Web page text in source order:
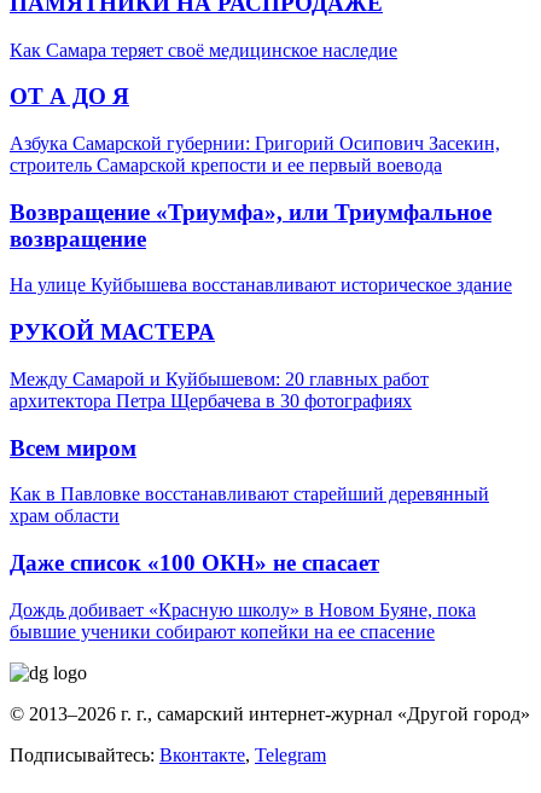
Как Самара теряет своё медицинское наследие
ОТ А ДО Я
Азбука Самарской губернии: Григорий Осипович Засекин,
строитель Самарской крепости и ее первый воевода
Возвращение «Триумфа», или Триумфальное
возвращение
На улице Куйбышева восстанавливают историческое здание
РУКОЙ МАСТЕРА
Между Самарой и Куйбышевом: 20 главных работ
архитектора Петра Щербачева в 30 фотографиях
Всем миром
Как в Павловке восстанавливают старейший деревянный
храм области
Даже список «100 ОКН» не спасает
Дождь добивает «Красную школу» в Новом Буяне, пока
бывшие ученики собирают копейки на ее спасение
© 2013–2026 г. г., самарский интернет-журнал «Другой город»
Подписывайтесь: Вконтакте, Telegram